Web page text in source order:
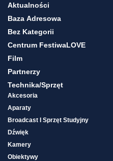
Aktualności
Baza Adresowa
Bez Kategorii
Centrum FestiwaLOVE
Film
Partnerzy
Technika/sprzęt
Akcesoria
Aparaty
Broadcast I Sprzęt Studyjny
Dźwięk
Kamery
Obiektywy